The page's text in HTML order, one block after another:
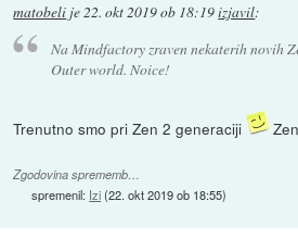
matobeli je22. okt 2019 ob 18:19izjavil:
Na Mindfactory zraven nekaterih novih
Outer world. Noice!
Trenutno smo pri Zen 2 generaciji
Zgodovina sprememb…
spremenil: Izi(22. okt 2019 ob 18:55)